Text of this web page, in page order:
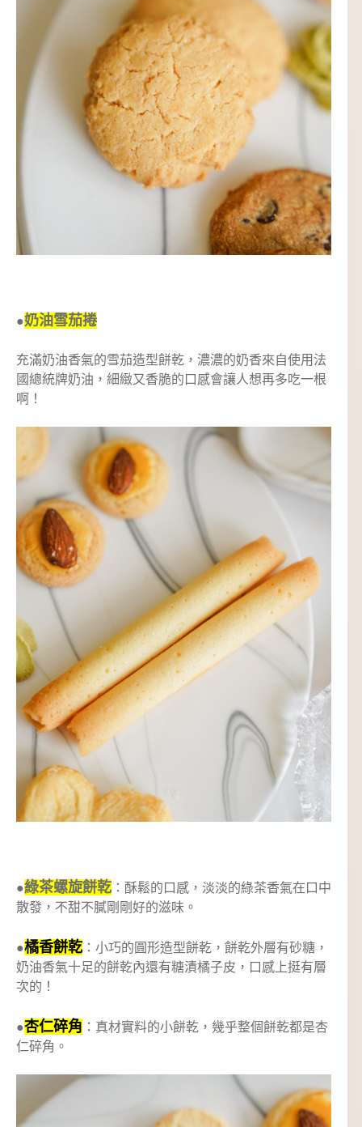
●奶油雪茄捲
充滿奶油香氣的雪茄造型餅乾，濃濃的奶香來自使用法
國總統牌奶油，細緻又香脆的口感會讓人想再多吃一根
啊！
●綠茶螺旋餅乾 ：酥鬆的口感，淡淡的綠茶香氣在口中
散發，不甜不膩剛剛好的滋味。
●橘香餅乾：小巧的圓形造型餅乾，餅乾外層有砂糖，
奶油香氣十足的餅乾內還有糖漬橘子皮，口感上挺有層
次的！
●杏仁碎角 ：真材實料的小餅乾，幾乎整個餅乾都是杏
仁碎角。